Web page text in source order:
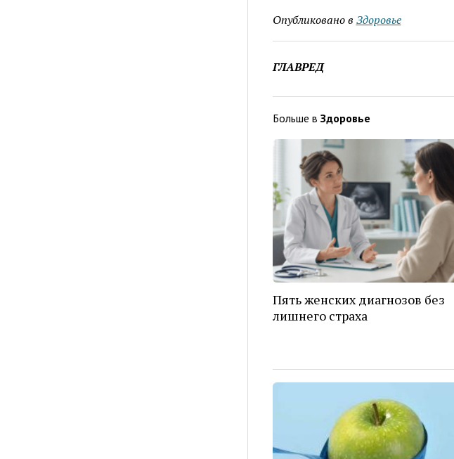
Опубликовано в Здоровье
ГЛАВРЕД
Больше в Здоровье
Пять женских диагнозов без
лишнего страха